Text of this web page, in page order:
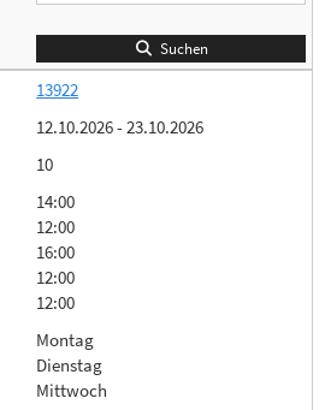
Suchen
13922
12.10.2026 - 23.10.2026
10
14:00
12:00
16:00
12:00
12:00
Montag
Dienstag
Mittwoch